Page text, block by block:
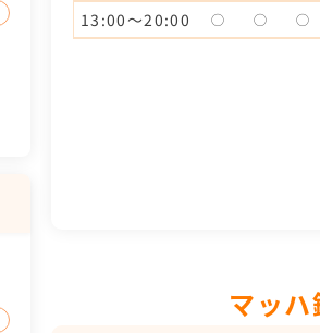
13:00〜20:00
◯ ◯ ◯
マッ